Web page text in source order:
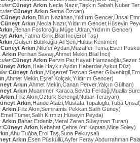
Cüneyt Arkın ,Necla Nazır,Taşkın Sabah,Nubar
Cüneyt Arkın ,Sema Özcan)
Cüneyt Arkın ,Bilun Nazlıhan,Yıldırım Gencer,Ünsal
Cüneyt Arkın ,Necla Nazır,Yıldırım Gencer,Hüseyin
,Renan Fosforoğlu,Müge Utkan,Yıldırım Gencer)
Arkın ,Fatma Girik,Bilal İnci,Erol Taş)
,Gülşen Bubikoğlu,Ali Şen,Hulusi Kentmen)
Cüneyt Arkın ,Nilüfer Aydan,Muzaffer Tema,Esen
,Perihan Savaş,Ahmet Mekin,Bilal İnci)
Cüneyt Arkın ,Pervin Par,Hayati Hamzaoğlu,Sezer
Arkın ,Hale Haykır,Aydın Haberdar,Aykut Düz)
Cüneyt Arkın ,Müşerref Tezcan,Sezer
,Ahmet Mekin,Eşref Kolçak,Yıldırım Gencer)
Arkın ,Ahmet Mekin,Canan Perver,Yalçın Gülhan)
Arkın ,Muammer Karaca,Sevda Ferdağ,Mualla
,Filiz Akın,Öztürk Serengil,Nubar Terziyan)
Arkın ,Hande Ataizi,Mustafa Topaloglu,Tuba Ünsal)
,Filiz Akın,Semiramis Pekkan,Salih Güney)
,Emel Tümer,Salih Kırmızı,Hüseyin Peyda)
,Bahar Erdeniz,Meral Zeren,Süleyman Turan)
Cüneyt Arkın ,Nebahat Çehre,Atıf Kaptan,Mine Soley)
,Ahu Tuğba,Erol Taş,Suna Pekuysal)
Arkın ,Esen Püsküllü,Ayfer Feray,Abdurrahman